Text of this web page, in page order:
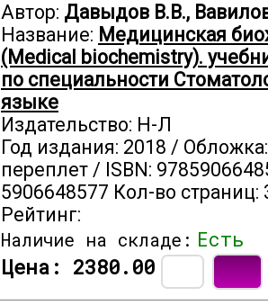
Автор: Давыдов В.В.,
Название: Медицинская
(Medical biochemistry).
по специальности
языке
Издательство: Н-Л
Год издания: 2018 /
переплет / ISBN:
5906648577 Кол-во страниц:
Рейтинг:
Наличие на складе: Есть
Цена: 2380.00